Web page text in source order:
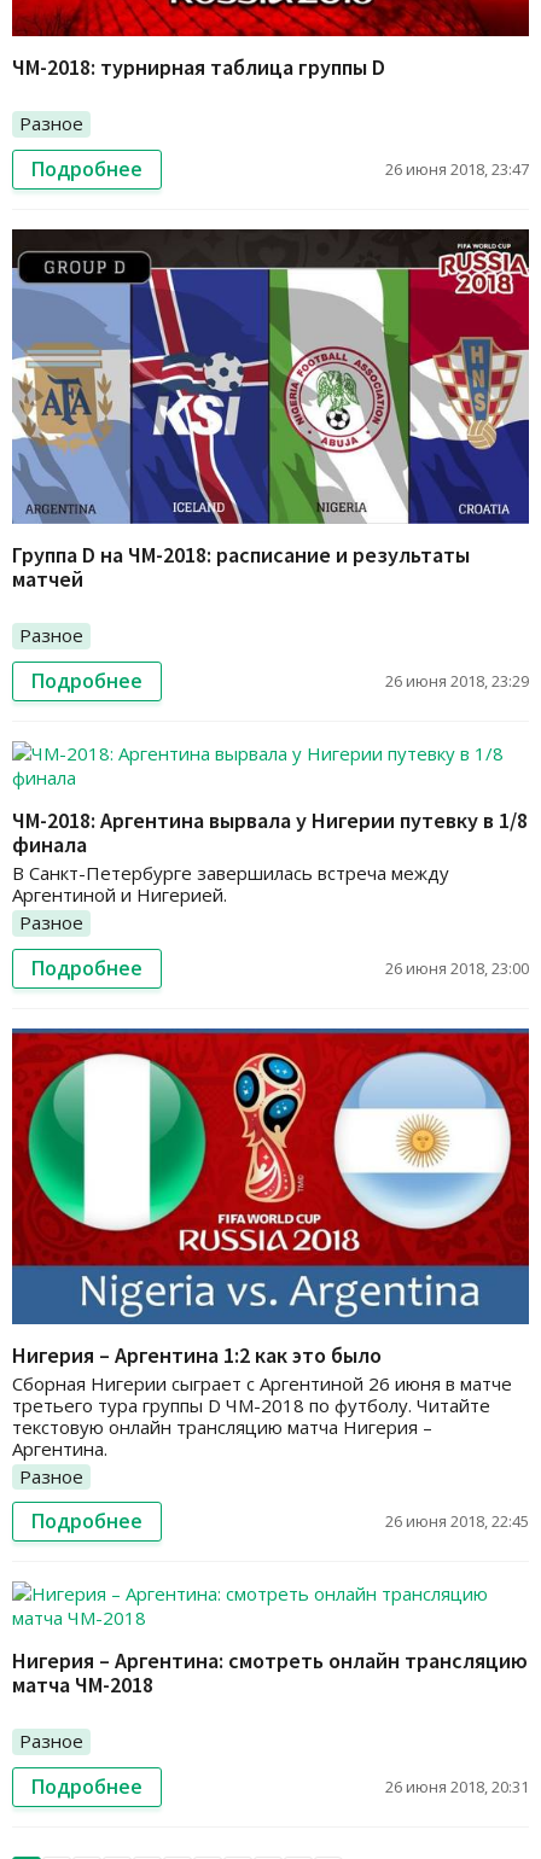
ЧМ-2018: турнирная таблица группы D
Разное
Подробнее 26 июня 2018, 23:47
Группа D на ЧМ-2018: расписание и результаты
матчей
Разное
Подробнее 26 июня 2018, 23:29
ЧМ-2018: Аргентина вырвала у Нигерии путевку в 1/8
финала
В Санкт-Петербурге завершилась встреча между
Аргентиной и Нигерией.
Разное
Подробнее 26 июня 2018, 23:00
Нигерия – Аргентина 1:2 как это было
Сборная Нигерии сыграет с Аргентиной 26 июня в матче
третьего тура группы D ЧМ-2018 по футболу. Читайте
текстовую онлайн трансляцию матча Нигерия –
Аргентина.
Разное
Подробнее 26 июня 2018, 22:45
Нигерия – Аргентина: смотреть онлайн трансляцию
матча ЧМ-2018
Разное
Подробнее 26 июня 2018, 20:31